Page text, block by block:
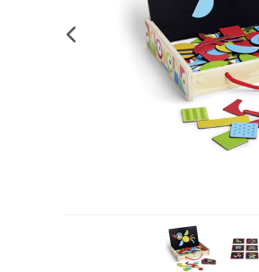
Plastifica, encuaderna, destruye
Papel y manipulados